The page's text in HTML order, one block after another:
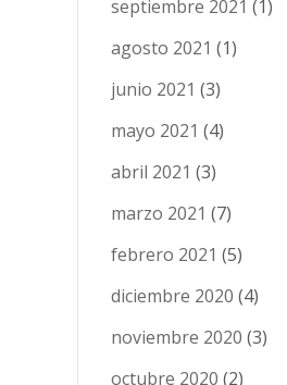
septiembre 2021 (1)
agosto 2021 (1)
junio 2021 (3)
mayo 2021 (4)
abril 2021 (3)
marzo 2021 (7)
febrero 2021 (5)
diciembre 2020 (4)
noviembre 2020 (3)
octubre 2020 (2)